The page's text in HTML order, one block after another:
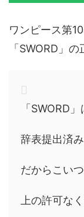
ワンピース第
「SWORD」
「SWORD
辞表提出済
だからこい
上の許可な